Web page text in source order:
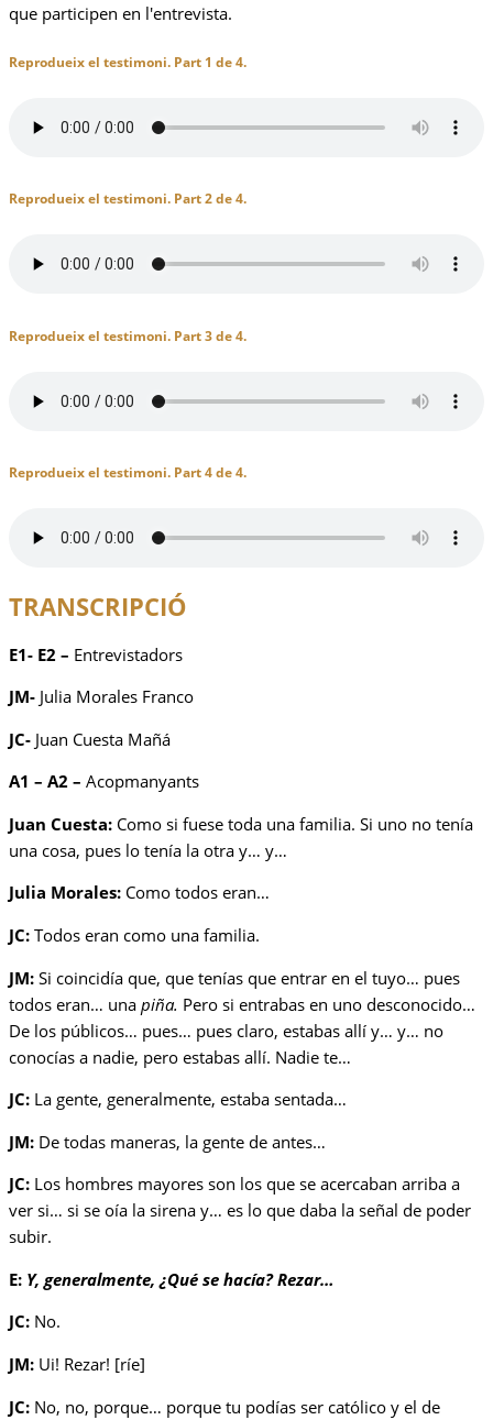
que participen en l'entrevista.
Reprodueix el testimoni. Part 1 de 4.
Reprodueix el testimoni. Part 2 de 4.
Reprodueix el testimoni. Part 3 de 4.
Reprodueix el testimoni. Part 4 de 4.
TRANSCRIPCIÓ
E1- E2 – Entrevistadors
JM- Julia Morales Franco
JC- Juan Cuesta Mañá
A1 – A2 – Acopmanyants
Juan Cuesta: Como si fuese toda una familia. Si uno no tenía
una cosa, pues lo tenía la otra y… y…
Julia Morales: Como todos eran…
JC: Todos eran como una familia.
JM: Si coincidía que, que tenías que entrar en el tuyo… pues
todos eran… una piña. Pero si entrabas en uno desconocido…
De los públicos… pues… pues claro, estabas allí y… y… no
conocías a nadie, pero estabas allí. Nadie te…
JC: La gente, generalmente, estaba sentada…
JM: De todas maneras, la gente de antes…
JC: Los hombres mayores son los que se acercaban arriba a
ver si… si se oía la sirena y… es lo que daba la señal de poder
subir.
E: Y, generalmente, ¿Qué se hacía? Rezar…
JC: No.
JM: Ui! Rezar! [ríe]
JC: No, no, porque… porque tu podías ser católico y el de